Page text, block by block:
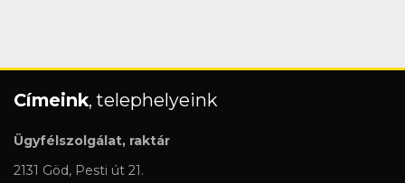
Címeink, telephelyeink
Ügyfélszolgálat, raktár
2131 Göd, Pesti út 21.